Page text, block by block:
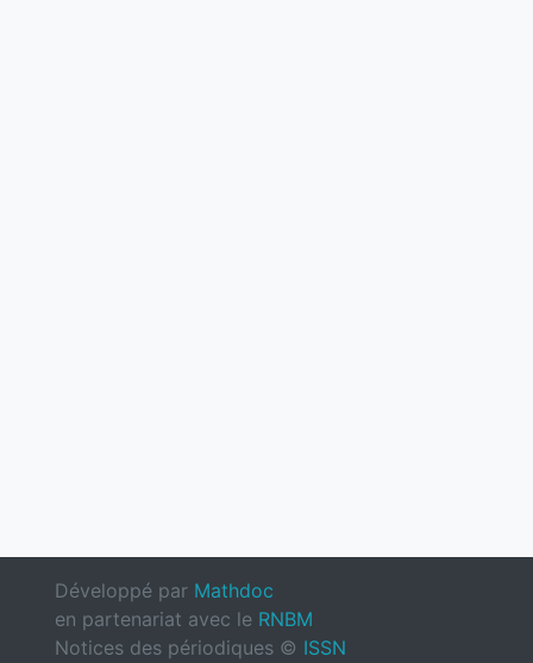
Développé par Mathdoc
en partenariat avec le RNBM
Notices des périodiques © ISSN